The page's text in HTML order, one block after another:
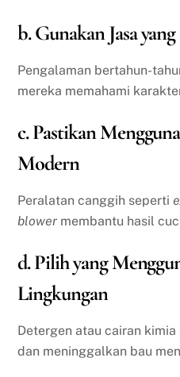
b. Gunakan Jasa
Pengalaman bertahun-
mereka memahami
c. Pastikan
Modern
Peralatan canggih seperti
blower membantu hasil
d. Pilih yang
Lingkungan
Detergen atau cairan
dan meninggalkan bau